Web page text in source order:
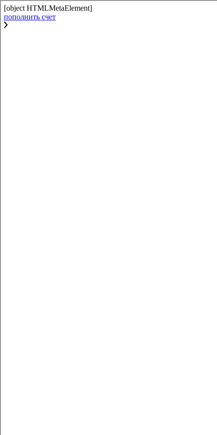
[object HTMLMetaElement]
пополнить счет